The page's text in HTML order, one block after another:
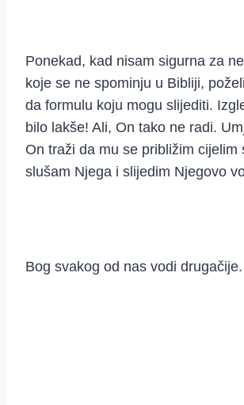
Ponekad, kad nisam sigurna za
koje se ne spominju u Bibliji,
da formulu koju mogu slijediti.
bilo lakše! Ali, On tako ne radi.
On traži da mu se približim cijelim
slušam Njega i slijedim Njegovo
Bog svakog od nas vodi drugačije.